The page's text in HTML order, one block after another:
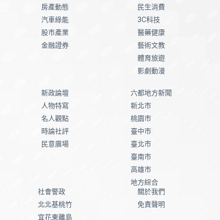
房產動態
汽車綠能
股市產業
金融證券
民生消費
3C科技
醫藥健康
藝術文教
體育旅遊
影劇動漫
新政論壇
人物特寫
名人觀點
時論社評
民意廣場
六都地方新聞
新北市
桃園市
臺中市
臺北市
臺南市
高雄市
地方綜合
社會警政
北北基桃竹
宜花東離島
關於我們
免責聲明